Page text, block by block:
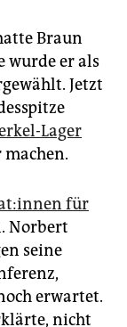
Braun
wurde er als
Jetzt
Lager
für
Norbert
seine
erwartet.
nicht